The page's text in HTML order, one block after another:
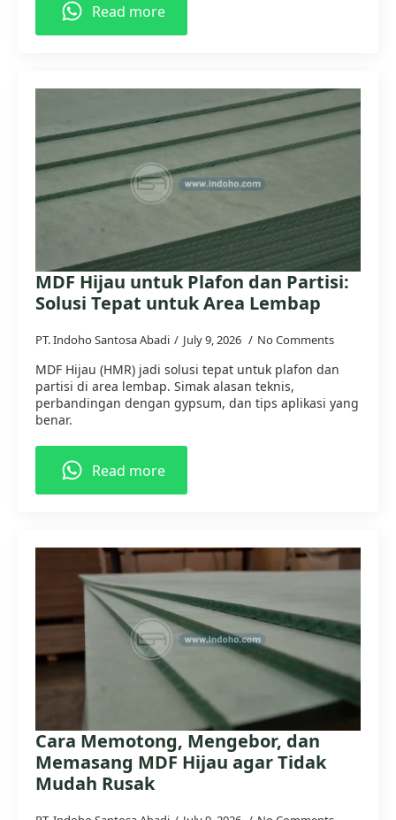
Read more
MDF Hijau untuk Plafon dan Partisi:
Solusi Tepat untuk Area Lembap
PT. Indoho Santosa Abadi July 9, 2026 No Comments
MDF Hijau (HMR) jadi solusi tepat untuk plafon dan
partisi di area lembap. Simak alasan teknis,
perbandingan dengan gypsum, dan tips aplikasi yang
benar.
Read more
Cara Memotong, Mengebor, dan
Memasang MDF Hijau agar Tidak
Mudah Rusak